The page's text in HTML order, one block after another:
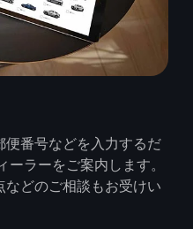
便番号などを入力するだ
ラーをご案内します。
などのご相談もお受けい